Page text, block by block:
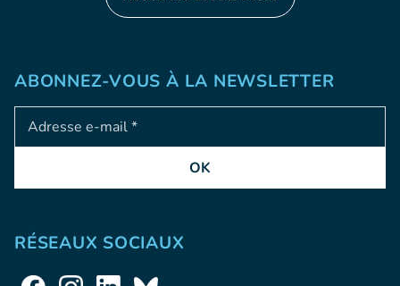
ABONNEZ-VOUS À LA NEWSLETTER
Adresse e-mail
OK
RÉSEAUX SOCIAUX